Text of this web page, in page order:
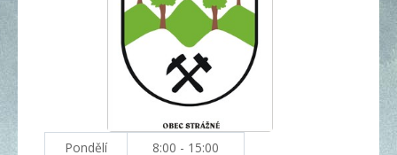
Pondělí
8:00 - 15:00